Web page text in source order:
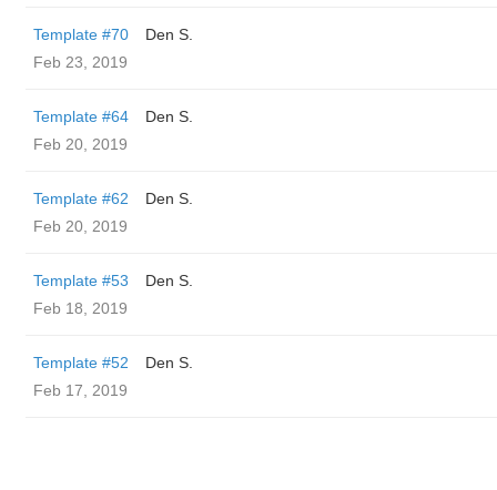
Template #70
Den S.
Feb 23, 2019
Template #64
Den S.
Feb 20, 2019
Template #62
Den S.
Feb 20, 2019
Template #53
Den S.
Feb 18, 2019
Template #52
Den S.
Feb 17, 2019